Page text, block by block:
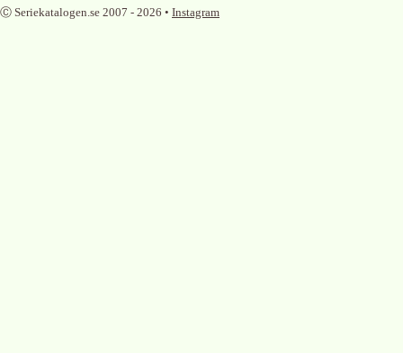
Ⓒ Seriekatalogen.se 2007 - 2026 • Instagram